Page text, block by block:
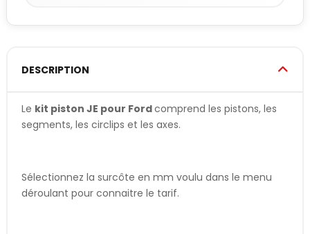
DESCRIPTION
Le kit piston JE pour Fordcomprend les pistons, les
segments, les circlips et les axes.
Sélectionnez la surcôte en mm voulu dans le menu
déroulant pour connaitre le tarif.